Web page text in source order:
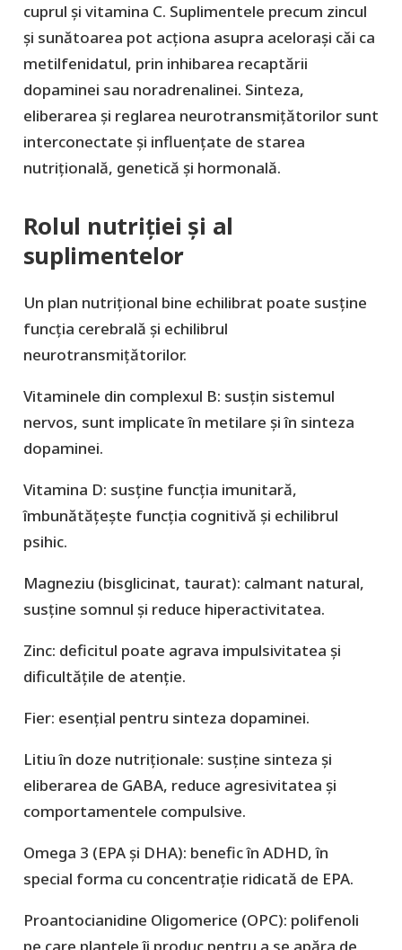
cuprul și vitamina C. Suplimentele precum zincul
și sunătoarea pot acționa asupra acelorași căi ca
metilfenidatul, prin inhibarea recaptării
dopaminei sau noradrenalinei. Sinteza,
eliberarea și reglarea neurotransmițătorilor sunt
interconectate și influențate de starea
nutrițională, genetică și hormonală.
Rolul nutriției și al
suplimentelor
Un plan nutrițional bine echilibrat poate susține
funcția cerebrală și echilibrul
neurotransmițătorilor.
Vitaminele din complexul B: susțin sistemul
nervos, sunt implicate în metilare și în sinteza
dopaminei.
Vitamina D: susține funcția imunitară,
îmbunătățește funcția cognitivă și echilibrul
psihic.
Magneziu (bisglicinat, taurat): calmant natural,
susține somnul și reduce hiperactivitatea.
Zinc: deficitul poate agrava impulsivitatea și
dificultățile de atenție.
Fier: esențial pentru sinteza dopaminei.
Litiu în doze nutriționale: susține sinteza și
eliberarea de GABA, reduce agresivitatea și
comportamentele compulsive.
Omega 3 (EPA și DHA): benefic în ADHD, în
special forma cu concentrație ridicată de EPA.
Proantocianidine Oligomerice (OPC): polifenoli
pe care plantele îi produc pentru a se apăra de